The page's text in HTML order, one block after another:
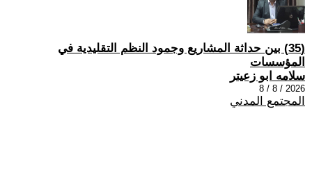
(35) بين حداثة المشاريع وجمود النظم التقليدية في
المؤسسات
سلامه ابو زعيتر
2026 / 8 / 8
المجتمع المدني